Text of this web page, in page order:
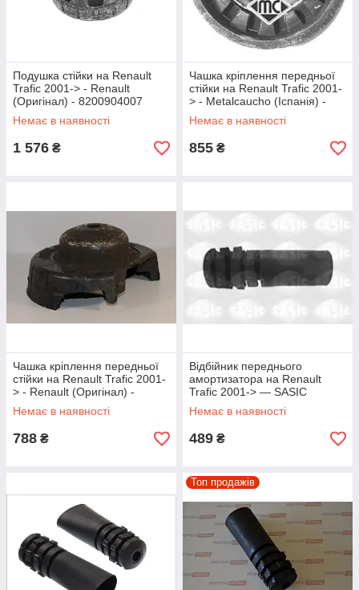
Подушка стійки на Renault
Trafic 2001-> - Renault
(Оригінал) - 8200904007
Немає в наявності
1 576 ₴
Чашка кріплення передньої
стійки на Renault Trafic 2001-
> - Metalcaucho (Іспанія) -
MC04590
Немає в наявності
855 ₴
Чашка кріплення передньої
стійки на Renault Trafic 2001-
> - Renault (Оригінал) -
8200904006
Немає в наявності
788 ₴
Відбійник переднього
амортизатора на Renault
Trafic 2001-> — SASIC
(Франція) - SAS4001630
Немає в наявності
489 ₴
Топ продажів